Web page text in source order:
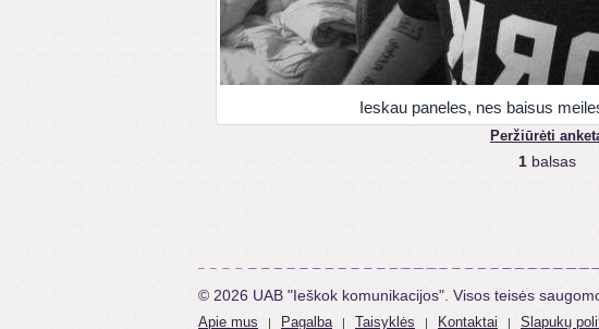
Ieskau paneles, nes baisus
Peržiūrėti
1balsas
© 2026 UAB "Ieškok komunikacijos". Visos teisės
Apie mus | Pagalba | Taisyklės | Kontaktai | Slapukų